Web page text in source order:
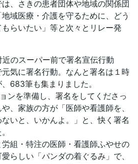
、さきの患者団体や地域の関係団
域医療・介護を守るために、どう
らいたい」等と次々とリレー発
のスーパー前で署名宣伝行動
気に署名行動。なんと署名は１時
683筆も集まりました。
ンを準備し、署名をしてくださっ
、家族の方が「医師や看護師を、
いと、いかんよ。」と、快く署名
組・特注の医師・看護師ふやせの
らしい「パンダの着ぐるみ」で、